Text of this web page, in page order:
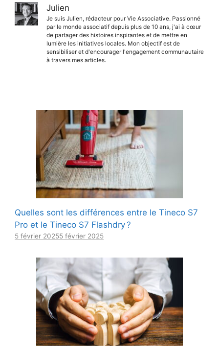
Julien
Je suis Julien, rédacteur pour Vie Associative. Passionné
par le monde associatif depuis plus de 10 ans, j'ai à cœur
de partager des histoires inspirantes et de mettre en
lumière les initiatives locales. Mon objectif est de
sensibiliser et d'encourager l'engagement communautaire
à travers mes articles.
Quelles sont les différences entre le Tineco S7
Pro et le Tineco S7 Flashdry ?
5 février 20255 février 2025